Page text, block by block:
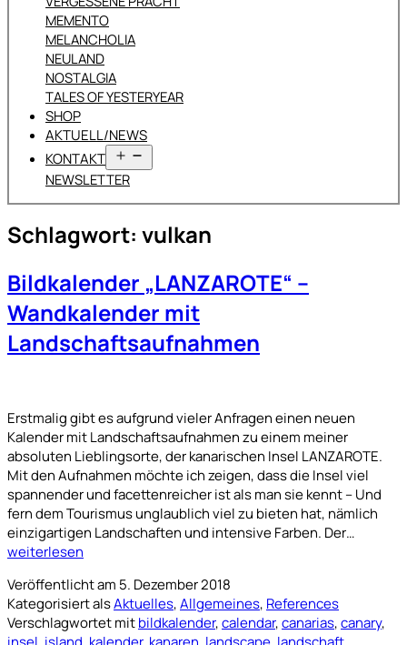
MEMENTO
MELANCHOLIA
NEULAND
NOSTALGIA
TALES OF YESTERYEAR
SHOP
AKTUELL/NEWS
KONTAKT
öffnen
NEWSLETTER
Schlagwort: vulkan
Bildkalender „LANZAROTE“ –
Wandkalender mit
Landschaftsaufnahmen
Erstmalig gibt es aufgrund vieler Anfragen einen neuen
Kalender mit Landschaftsaufnahmen zu einem meiner
absoluten Lieblingsorte, der kanarischen Insel LANZAROTE.
Mit den Aufnahmen möchte ich zeigen, dass die Insel viel
spannender und facettenreicher ist als man sie kennt – Und
fern dem Tourismus unglaublich viel zu bieten hat, nämlich
einzigartigen Landschaften und intensive Farben. Der…
weiterlesen
Veröffentlicht am 5. Dezember 2018
Kategorisiert alsAktuelles,Allgemeines, References
Verschlagwortet mitbildkalender,calendar,canarias,canary,